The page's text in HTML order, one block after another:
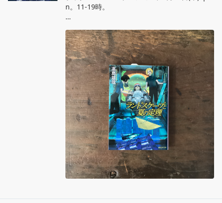
n。11‐19時。
文庫
創元SF短編賞受賞作に始まる連作。天才物理学
者の姉は、別の宇宙を探し求めた。「今の私で
は知ることはおろか、想像もできないことを、
私は知りたい」。新時代の理論派ハードSF。